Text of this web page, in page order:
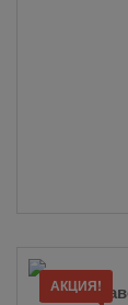
АКЦИЯ!
Диван